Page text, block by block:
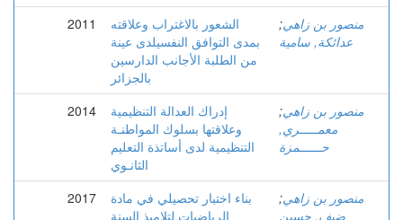
2011
الشعور بالاغتراب وعلاقته
بمدى التوافق النفسيلدى عينة
من الطلبة الأجانب الدارسين
بالجزائر
منصور بن زاهي;
عدائكة, سامية
2014
إدراك العدالة التنظيمية
وعلاقتها بسلوك المواطنـة
التنظيمية لدى أساتذة التعليم
الثانـوي
منصور بن زاهي;
معمـــــري,
حــــــمزة
2017
بناء اختبار تحصيلي في مادة
الرياضيات لتلاميذ السنة
منصور بن زاهي;
ضيف, حسين